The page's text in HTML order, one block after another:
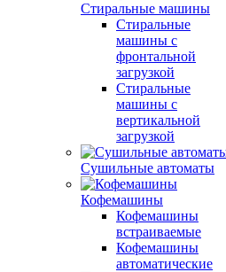
Стиральные машины
Стиральные
машины с
фронтальной
загрузкой
Стиральные
машины с
вертикальной
загрузкой
Сушильные автоматы
Кофемашины
Кофемашины
встраиваемые
Кофемашины
автоматические